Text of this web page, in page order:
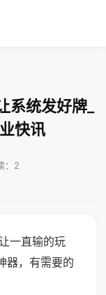
统发好牌_
快讯
：2
一直输的玩
器，有需要的